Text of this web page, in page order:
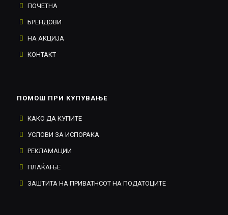
ПОЧЕТНА
БРЕНДОВИ
НА АКЦИЈА
КОНТАКТ
ПОМОШ ПРИ КУПУВАЊЕ
КАКО ДА КУПИТЕ
УСЛОВИ ЗА ИСПОРАКА
РЕКЛАМАЦИИ
ПЛАЌАЊЕ
ЗАШТИТА НА ПРИВАТНСОТ НА ПОДАТОЦИТЕ